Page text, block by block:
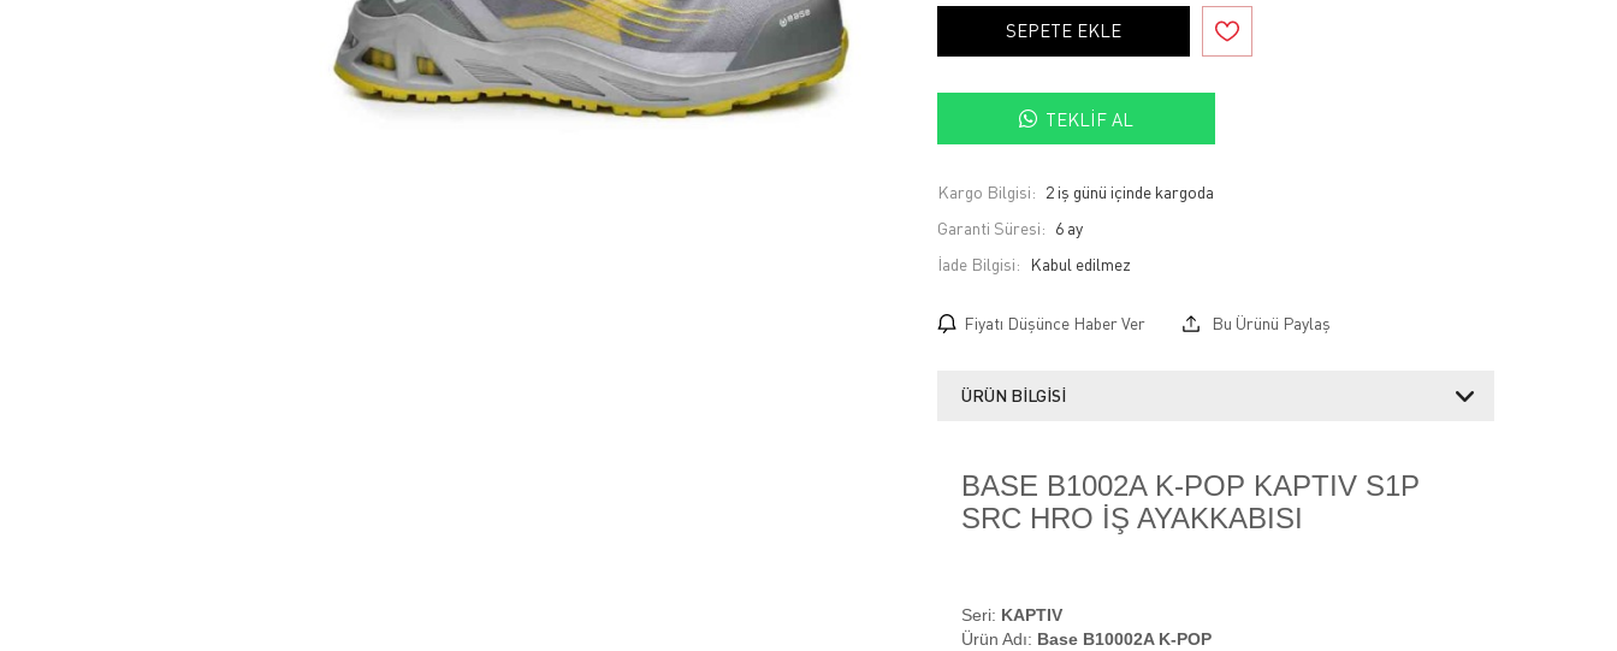
SEPETE EKLE
TEKLIF AL
Kargo Bilgisi: 2 iş günü içinde kargoda
Garanti Süresi: 6 ay
İade Bilgisi:
Fiyatı Düşünce Haber Ver Bu Ürünü Paylaş
ÜRÜN BILGISI
BASE B1002A K-POP KAPTIV S1P
SRC HRO İŞ AYAKKABISI
Seri: KAPTIV
Ürün Adı: Base B10002A K-POP